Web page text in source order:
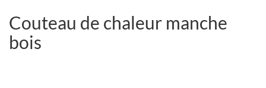
Couteau de chaleur manche
bois